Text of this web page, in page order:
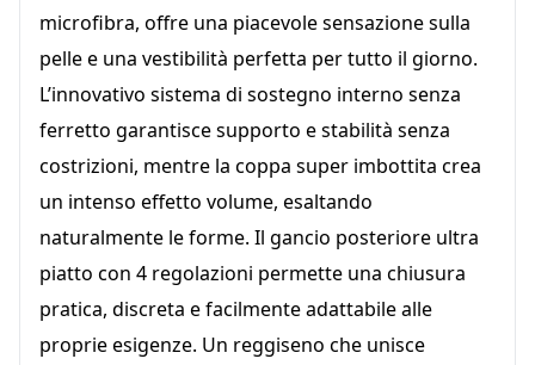
microfibra, offre una piacevole sensazione sulla
pelle e una vestibilità perfetta per tutto il giorno.
L’innovativo sistema di sostegno interno senza
ferretto garantisce supporto e stabilità senza
costrizioni, mentre la coppa super imbottita crea
un intenso effetto volume, esaltando
naturalmente le forme. Il gancio posteriore ultra
piatto con 4 regolazioni permette una chiusura
pratica, discreta e facilmente adattabile alle
proprie esigenze. Un reggiseno che unisce